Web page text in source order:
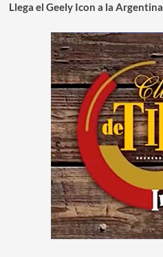
Llega el Geely Icon a la Argentina